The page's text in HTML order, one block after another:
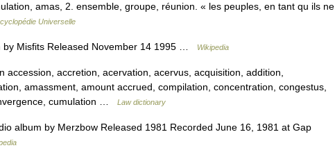
amas, 2. ensemble, groupe, réunion. « les peuples, en tant qu ils ne
Universelle
Misfits Released November 14 1995 … Wikipedia
accretion, acervation, acervus, acquisition, addition,
amassment, amount accrued, compilation, concentration, congestus,
cumulation …
Law dictionary
album by Merzbow Released 1981 Recorded June 16, 1981 at Gap